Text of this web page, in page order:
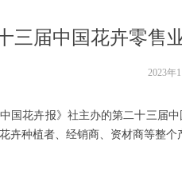
三届中国花卉零售
中国花卉报》社主办的第二十三
卉种植者、经销商、资材商等整
2023年